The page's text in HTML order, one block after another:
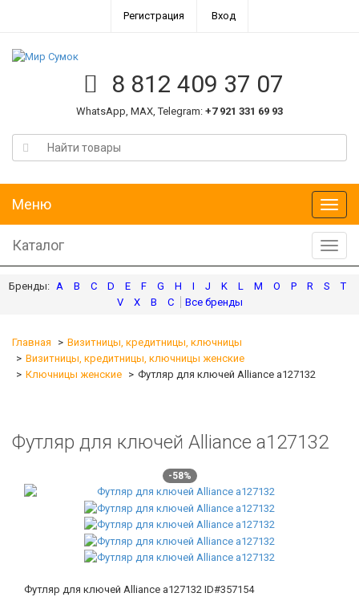
Регистрация Вход
8 812 409 37 07
WhatsApp, MAX, Telegram: +7 921 331 69 93
Меню
Меню
Каталог
A B C D E F G H I J K L M O P R S
T
V
X В С
Главная
Визитницы, кредитницы, ключницы
Визитницы, кредитницы, ключницы женские
Ключницы женские
Футляр для ключей Alliance а127132
Футляр для ключей Alliance а127132
-58%
Футляр для ключей Alliance а127132 ID#357154